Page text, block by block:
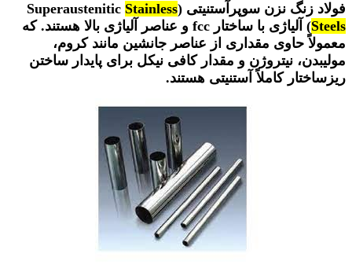
فولاد زنگ نزن سوپرآستنیتی (SuperausteniticStainless
Steels
) آلیاژی با ساختار fcc و عناصر آلیاژی بالا هستند. که
معمولاً حاوی مقداری از عناصر جانشین مانند کروم،
مولیبدن، نیتروژن و مقدار کافی نیکل برای پایدار ساختن
ریزساختار کاملاً آستنیتی هستند.